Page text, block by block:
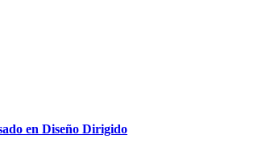
en Diseño Dirigido